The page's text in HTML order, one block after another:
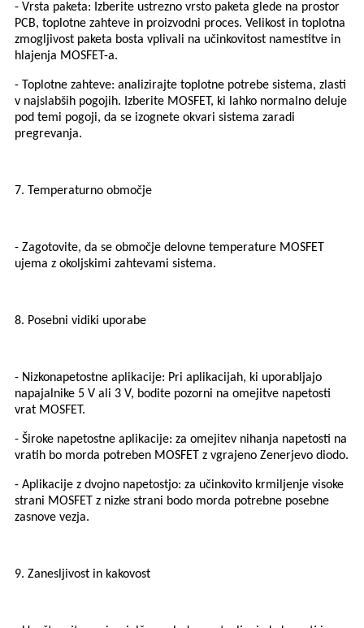
- Vrsta paketa: Izberite ustrezno vrsto paketa glede na prostor
PCB, toplotne zahteve in proizvodni proces. Velikost in toplotna
zmogljivost paketa bosta vplivali na učinkovitost namestitve in
hlajenja MOSFET-a.
- Toplotne zahteve: analizirajte toplotne potrebe sistema, zlasti
v najslabših pogojih. Izberite MOSFET, ki lahko normalno deluje
pod temi pogoji, da se izognete okvari sistema zaradi
pregrevanja.
7. Temperaturno območje
- Zagotovite, da se območje delovne temperature MOSFET
ujema z okoljskimi zahtevami sistema.
8. Posebni vidiki uporabe
- Nizkonapetostne aplikacije: Pri aplikacijah, ki uporabljajo
napajalnike 5 V ali 3 V, bodite pozorni na omejitve napetosti
vrat MOSFET.
- Široke napetostne aplikacije: za omejitev nihanja napetosti na
vratih bo morda potreben MOSFET z vgrajeno Zenerjevo diodo.
- Aplikacije z dvojno napetostjo: za učinkovito krmiljenje visoke
strani MOSFET z nizke strani bodo morda potrebne posebne
zasnove vezja.
9. Zanesljivost in kakovost